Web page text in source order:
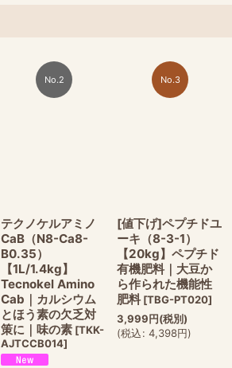
No.2
テクノケルアミノ
CaB（N8-Ca8-
B0.35）
【1L/1.4kg】
Tecnokel Amino
Cab｜カルシウム
とほう素の欠乏対
策に｜味の素 [TKK-
AJTCCB014]
No.3
[値下げ]ペプチドユ
ーキ（8-3-1）
【20kg】ペプチド
有機肥料｜大豆か
ら作られた機能性
肥料 [TBG-PT020]
3,999円(税別)
(税込: 4,398円)